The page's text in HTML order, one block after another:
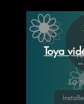
Toya